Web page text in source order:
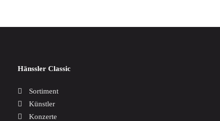
Hänssler Classic
Sortiment
Künstler
Konzerte